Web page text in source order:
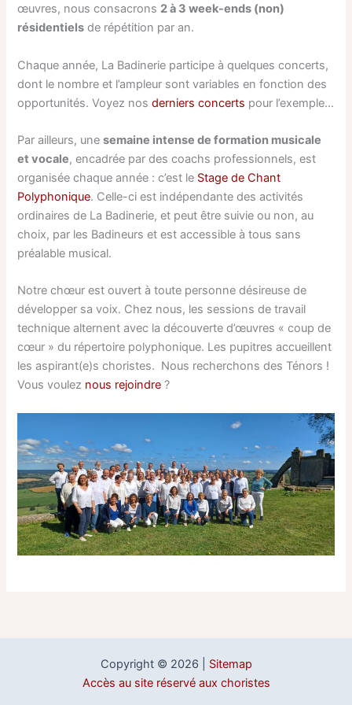
œuvres, nous consacrons 2 à 3 week-ends (non)
résidentiels de répétition par an.
Chaque année, La Badinerie participe à quelques concerts,
dont le nombre et l’ampleur sont variables en fonction des
opportunités. Voyez nosderniers concerts pour l’exemple…
Par ailleurs, unesemaine intense de formation musicale
et vocale, encadrée par des coachs professionnels, est
organisée chaque année : c’est le Stage de Chant
Polyphonique. Celle-ci est indépendante des activités
ordinaires de La Badinerie, et peut être suivie ou non, au
choix, par les Badineurs et est accessible à tous sans
préalable musical.
Notre chœur est ouvert à toute personne désireuse de
développer sa voix. Chez nous, les sessions de travail
technique alternent avec la découverte d’œuvres « coup de
cœur » du répertoire polyphonique. Les pupitres accueillent
les aspirant(e)s choristes. Nous recherchons des Ténors !
Vous voulez nous rejoindre ?
Copyright © 2026 | Sitemap
Accès au site réservé aux choristes